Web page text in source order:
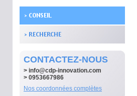
CONTACTEZ-NOUS
> info@cdp-innovation.com
> 0953667986
Nos coordonnées complètes